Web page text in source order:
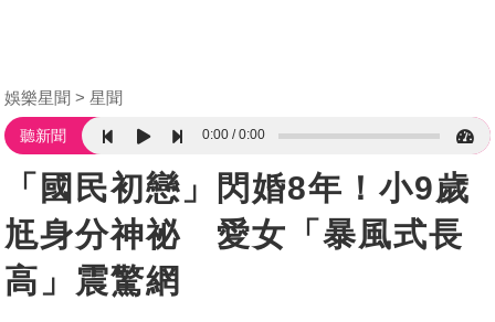
娛樂星聞 星聞
聽新聞 0:00 0:00
「國民初戀」閃婚8年！小9歲
尪身分神祕 愛女「暴風式長
高」震驚網